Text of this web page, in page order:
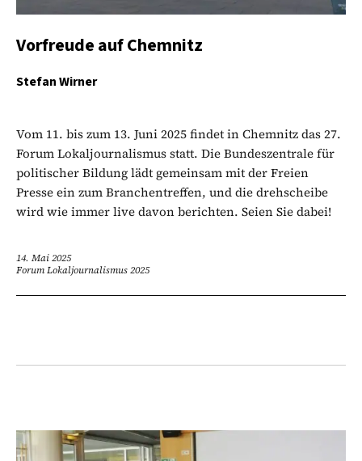
Vorfreude auf Chemnitz
Stefan Wirner
Vom 11. bis zum 13. Juni 2025 findet in Chemnitz das 27.
Forum Lokaljournalismus statt. Die Bundeszentrale für
politischer Bildung lädt gemeinsam mit der Freien
Presse ein zum Branchentreffen, und die drehscheibe
wird wie immer live davon berichten. Seien Sie dabei!
14. Mai 2025
Forum Lokaljournalismus 2025